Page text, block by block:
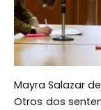
Mayra Salazar
Otros dos